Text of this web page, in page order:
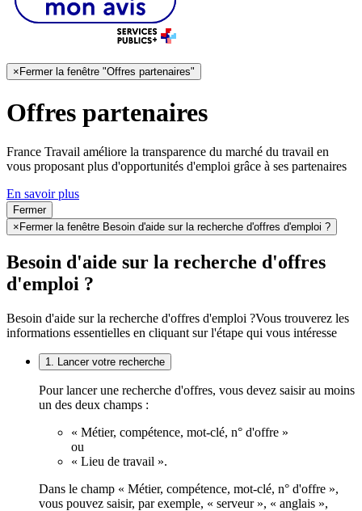
× Fermer la fenêtre "Offres partenaires"
Offres partenaires
France Travail améliore la transparence du marché du travail en
vous proposant plus d'opportunités d'emploi grâce à ses partenaires
En savoir plus
Fermer
× Fermer la fenêtre Besoin d'aide sur la recherche d'offres d'emploi ?
Besoin d'aide sur la recherche d'offres
d'emploi ?
Besoin d'aide sur la recherche d'offres d'emploi ?Vous trouverez les
informations essentielles en cliquant sur l'étape qui vous intéresse
1. Lancer votre recherche
Pour lancer une recherche d'offres, vous devez saisir au moins
un des deux champs :
« Métier, compétence, mot-clé, n° d'offre »
ou
« Lieu de travail ».
Dans le champ « Métier, compétence, mot-clé, n° d'offre »,
vous pouvez saisir, par exemple, « serveur », « anglais »,